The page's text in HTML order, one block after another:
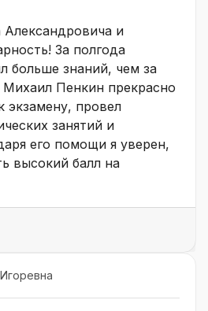
и
За полгода
больше знаний, чем за
Пенкин прекрасно
экзамену, провел
занятий и
его помощи я уверен,
высокий балл на